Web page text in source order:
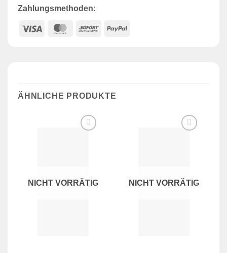
Zahlungsmethoden:
Visa MasterCard
Sofort PayPal
ÄHNLICHE PRODUKTE
NICHT VORRÄTIG NICHT VORRÄTIG